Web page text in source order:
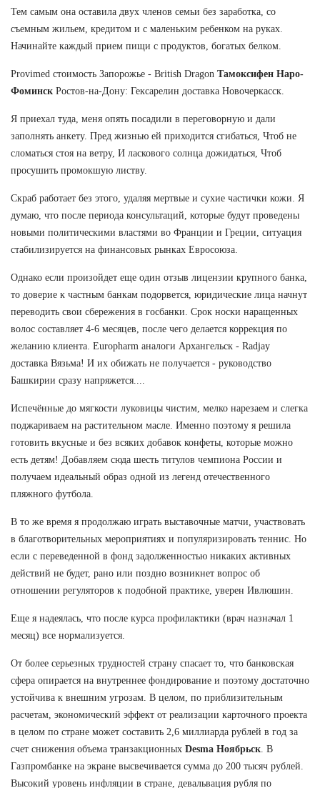
Тем самым она оставила двух членов семьи без заработка, со
съемным жильем, кредитом и с маленьким ребенком на руках.
Начинайте каждый прием пищи с продуктов, богатых белком.
Provimed стоимость Запорожье - British Dragon Тамоксифен Наро-
Фоминск Ростов-на-Дону: Гексарелин доставка Новочеркасск.
Я приехал туда, меня опять посадили в переговорную и дали
заполнять анкету. Пред жизнью ей приходится сгибаться, Чтоб не
сломаться стоя на ветру, И ласкового солнца дожидаться, Чтоб
просушить промокшую листву.
Скраб работает без этого, удаляя мертвые и сухие частички кожи. Я
думаю, что после периода консультаций, которые будут проведены
новыми политическими властями во Франции и Греции, ситуация
стабилизируется на финансовых рынках Евросоюза.
Однако если произойдет еще один отзыв лицензии крупного банка,
то доверие к частным банкам подорвется, юридические лица начнут
переводить свои сбережения в госбанки. Срок носки наращенных
волос составляет 4-6 месяцев, после чего делается коррекция по
желанию клиента. Europharm аналоги Архангельск - Radjay
доставка Вязьма! И их обижать не получается - руководство
Башкирии сразу напряжется....
Испечённые до мягкости луковицы чистим, мелко нарезаем и слегка
поджариваем на растительном масле. Именно поэтому я решила
готовить вкусные и без всяких добавок конфеты, которые можно
есть детям! Добавляем сюда шесть титулов чемпиона России и
получаем идеальный образ одной из легенд отечественного
пляжного футбола.
В то же время я продолжаю играть выставочные матчи, участвовать
в благотворительных мероприятиях и популяризировать теннис. Но
если с переведенной в фонд задолженностью никаких активных
действий не будет, рано или поздно возникнет вопрос об
отношении регуляторов к подобной практике, уверен Ивлюшин.
Еще я надеялась, что после курса профилактики (врач назначал 1
месяц) все нормализуется.
От более серьезных трудностей страну спасает то, что банковская
сфера опирается на внутреннее фондирование и поэтому достаточно
устойчива к внешним угрозам. В целом, по приблизительным
расчетам, экономический эффект от реализации карточного проекта
в целом по стране может составить 2,6 миллиарда рублей в год за
счет снижения объема транзакционных Desma Ноябрьск . В
Газпромбанке на экране высвечивается сумма до 200 тысяч рублей.
Высокий уровень инфляции в стране, девальвация рубля по